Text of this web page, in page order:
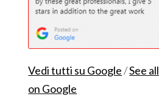
Vedi tutti su Google/See all
on Google